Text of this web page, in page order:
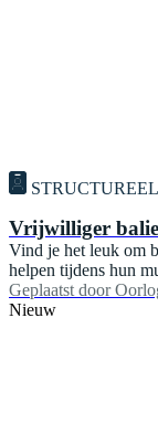
Vrijwilliger
Vind je het leuk om
helpen tijdens hun
Geplaatst door
Nieuw